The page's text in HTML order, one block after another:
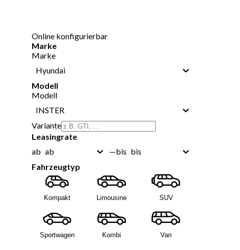
Online konfigurierbar
Marke
Marke
Hyundai
Modell
Modell
INSTER
Variante
Leasingrate
ab ab —bis bis
Fahrzeugtyp
Kompakt Limousine SUV
Sportwagen Kombi Van